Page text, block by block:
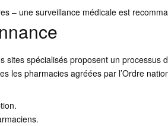
– une surveillance médicale est
sites spécialisés proposent un processus
les pharmacies agréées par l’Ordre